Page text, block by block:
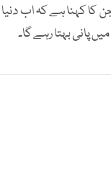
کا کہنا ہے کہ اب
پانی بہتا رہے گا۔